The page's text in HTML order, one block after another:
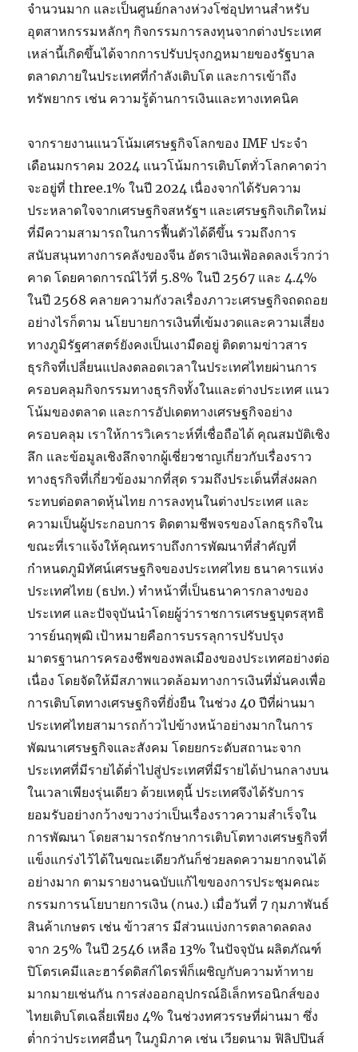
จำนวนมาก และเป็นศูนย์กลางห่วงโซ่อุปทานสำหรับ
อุตสาหกรรมหลักๆ กิจกรรมการลงทุนจากต่างประเทศ
เหล่านี้เกิดขึ้นได้จากการปรับปรุงกฎหมายของรัฐบาล
ตลาดภายในประเทศที่กำลังเติบโต และการเข้าถึง
ทรัพยากร เช่น ความรู้ด้านการเงินและทางเทคนิค
จากรายงานแนวโน้มเศรษฐกิจโลกของ IMF ประจำ
เดือนมกราคม 2024 แนวโน้มการเติบโตทั่วโลกคาดว่า
จะอยู่ที่ three.1% ในปี 2024 เนื่องจากได้รับความ
ประหลาดใจจากเศรษฐกิจสหรัฐฯ และเศรษฐกิจเกิดใหม่
ที่มีความสามารถในการฟื้นตัวได้ดีขึ้น รวมถึงการ
สนับสนุนทางการคลังของจีน อัตราเงินเฟ้อลดลงเร็วกว่า
คาด โดยคาดการณ์ไว้ที่ 5.8% ในปี 2567 และ 4.4%
ในปี 2568 คลายความกังวลเรื่องภาวะเศรษฐกิจถดถอย
อย่างไรก็ตาม นโยบายการเงินที่เข้มงวดและความเสี่ยง
ทางภูมิรัฐศาสตร์ยังคงเป็นเงามืดอยู่ ติดตามข่าวสาร
ธุรกิจที่เปลี่ยนแปลงตลอดเวลาในประเทศไทยผ่านการ
ครอบคลุมกิจกรรมทางธุรกิจทั้งในและต่างประเทศ แนว
โน้มของตลาด และการอัปเดตทางเศรษฐกิจอย่าง
ครอบคลุม เราให้การวิเคราะห์ที่เชื่อถือได้ คุณสมบัติเชิง
ลึก และข้อมูลเชิงลึกจากผู้เชี่ยวชาญเกี่ยวกับเรื่องราว
ทางธุรกิจที่เกี่ยวข้องมากที่สุด รวมถึงประเด็นที่ส่งผลก
ระทบต่อตลาดหุ้นไทย การลงทุนในต่างประเทศ และ
ความเป็นผู้ประกอบการ ติดตามชีพจรของโลกธุรกิจใน
ขณะที่เราแจ้งให้คุณทราบถึงการพัฒนาที่สำคัญที่
กำหนดภูมิทัศน์เศรษฐกิจของประเทศไทย ธนาคารแห่ง
ประเทศไทย (ธปท.) ทำหน้าที่เป็นธนาคารกลางของ
ประเทศ และปัจจุบันนำโดยผู้ว่าราชการเศรษฐบุตรสุทธิ
วารย์นฤพุฒิ เป้าหมายคือการบรรลุการปรับปรุง
มาตรฐานการครองชีพของพลเมืองของประเทศอย่างต่อ
เนื่อง โดยจัดให้มีสภาพแวดล้อมทางการเงินที่มั่นคงเพื่อ
การเติบโตทางเศรษฐกิจที่ยั่งยืน ในช่วง 40 ปีที่ผ่านมา
ประเทศไทยสามารถก้าวไปข้างหน้าอย่างมากในการ
พัฒนาเศรษฐกิจและสังคม โดยยกระดับสถานะจาก
ประเทศที่มีรายได้ต่ำไปสู่ประเทศที่มีรายได้ปานกลางบน
ในเวลาเพียงรุ่นเดียว ด้วยเหตุนี้ ประเทศจึงได้รับการ
ยอมรับอย่างกว้างขวางว่าเป็นเรื่องราวความสำเร็จใน
การพัฒนา โดยสามารถรักษาการเติบโตทางเศรษฐกิจที่
แข็งแกร่งไว้ได้ในขณะเดียวกันก็ช่วยลดความยากจนได้
อย่างมาก ตามรายงานฉบับแก้ไขของการประชุมคณะ
กรรมการนโยบายการเงิน (กนง.) เมื่อวันที่ 7 กุมภาพันธ์
สินค้าเกษตร เช่น ข้าวสาร มีส่วนแบ่งการตลาดลดลง
จาก 25% ในปี 2546 เหลือ 13% ในปัจจุบัน ผลิตภัณฑ์
ปิโตรเคมีและฮาร์ดดิสก์ไดรฟ์ก็เผชิญกับความท้าทาย
มากมายเช่นกัน การส่งออกอุปกรณ์อิเล็กทรอนิกส์ของ
ไทยเติบโตเฉลี่ยเพียง 4% ในช่วงทศวรรษที่ผ่านมา ซึ่ง
ต่ำกว่าประเทศอื่นๆ ในภูมิภาค เช่น เวียดนาม ฟิลิปปินส์